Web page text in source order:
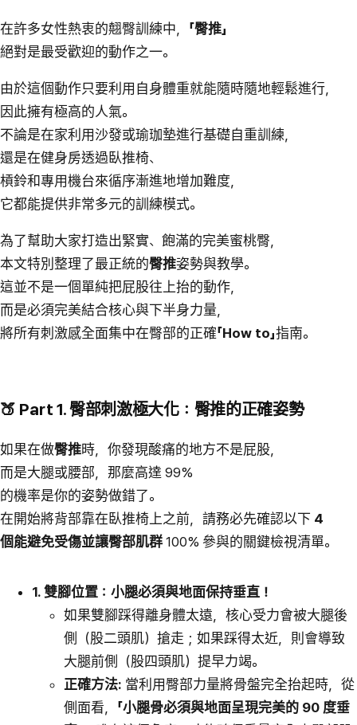
在許多女性熱衷的翹臀訓練中， 「臀推」
絕對是最受歡迎的動作之一。
由於這個動作只要利用自身體重就能隨時隨地輕鬆進行，
因此擁有極高的人氣。
不論是在家利用沙發或瑜珈墊進行基礎自重訓練，
還是在健身房透過臥推椅、
槓鈴和專用機台來循序漸進地增加難度，
它都能提供非常多元的訓練模式。
為了幫助大家打造出緊實、飽滿的完美蜜桃臀，
本文特別整理了最正統的臀推姿勢與教學。
這並不是一個單純把屁股往上抬的動作，
而是必須完美結合核心與下半身力量，
將所有刺激感全面集中在臀部的正確「How to」指南。
🍑 Part 1. 臀部刺激極大化：臀推的正確姿勢
如果在做臀推時，你發現酸痛的地方不是屁股，
而是大腿或腰部，那麼高達 99%
的機率是你的姿勢做錯了。
在開始將背部靠在臥推椅上之前，請務必先確認以下 4
個能避免受傷並讓臀部肌群 100% 參與的關鍵檢視清單。
1. 雙腳位置：小腿必須與地面保持垂直！
如果雙腳踩得離身體太遠，核心受力會被大腿後
側（股二頭肌）搶走；如果踩得太近，則會導致
大腿前側（股四頭肌）提早力竭。
正確方法: 當利用臀部力量將骨盤完全抬起時，從
側面看， 「小腿骨必須與地面呈現完美的 90 度垂